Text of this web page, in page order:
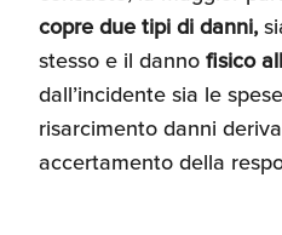
copre due tipi di danni,
stesso e il dannofisico
dall’incidente sia le
risarcimento danni
accertamento della